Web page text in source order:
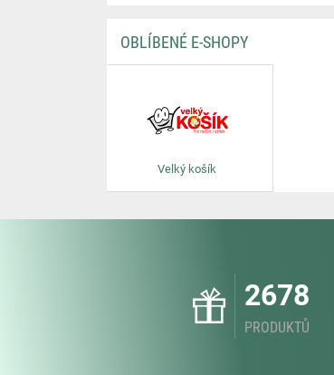
OBLÍBENÉ E-SHOPY
Velký košík
2678
PRODUKTŮ